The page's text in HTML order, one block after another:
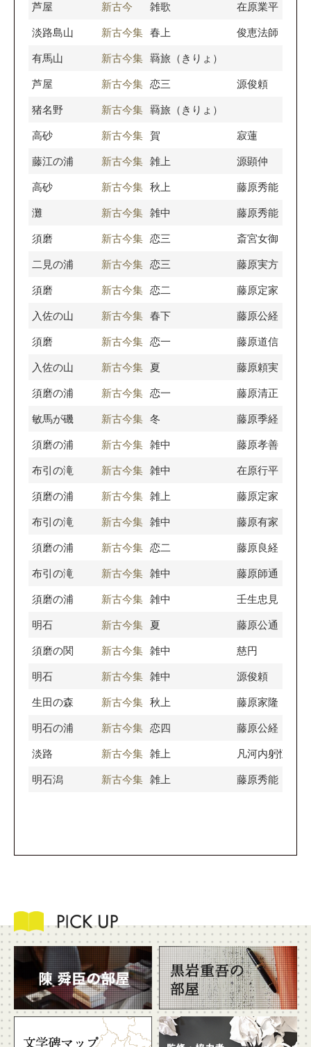
芦屋 新古今 雑歌 在原業平
淡路島山 新古今集 春上 俊恵法師
有馬山 新古今集 羇旅（きりょ）
芦屋 新古今集 恋三 源俊頼
猪名野 新古今集 羇旅（きりょ）
高砂 新古今集 賀 寂蓮
藤江の浦 新古今集 雑上 源顕仲
高砂 新古今集 秋上 藤原秀能
灘 新古今集 雑中 藤原秀能
須磨 新古今集 恋三 斎宮女御
二見の浦 新古今集 恋三 藤原実方
須磨 新古今集 恋二 藤原定家
入佐の山 新古今集 春下 藤原公経
須磨 新古今集 恋一 藤原道信
入佐の山 新古今集 夏 藤原頼実
須磨の浦 新古今集 恋一 藤原清正
敏馬が磯 新古今集 冬 藤原季経
須磨の浦 新古今集 雑中 藤原孝善
布引の滝 新古今集 雑中 在原行平
須磨の浦 新古今集 雑上 藤原定家
布引の滝 新古今集 雑中 藤原有家
須磨の浦 新古今集 恋二 藤原良経
布引の滝 新古今集 雑中 藤原師通
須磨の浦 新古今集 雑中 壬生忠見
明石 新古今集 夏 藤原公通
須磨の関 新古今集 雑中 慈円
明石 新古今集 雑中 源俊頼
生田の森 新古今集 秋上 藤原家隆
明石の浦 新古今集 恋四 藤原公経
淡路 新古今集 雑上 凡河内躬恒
明石潟 新古今集 雑上 藤原秀能